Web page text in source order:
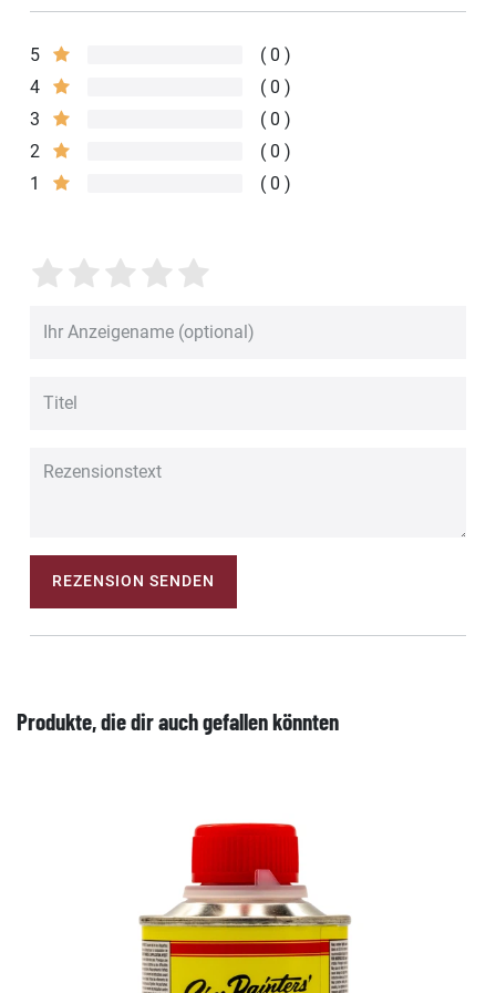
5
0
4
0
3
0
2
0
1
0
REZENSION SENDEN
Produkte, die dir auch gefallen könnten